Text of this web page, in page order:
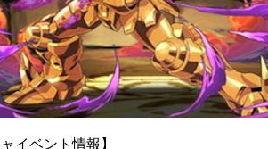
イベント情報】